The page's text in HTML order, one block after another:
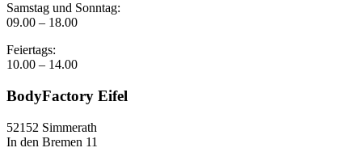
Samstag und Sonntag:
09.00 – 18.00
Feiertags:
10.00 – 14.00
BodyFactory Eifel
52152 Simmerath
In den Bremen 11